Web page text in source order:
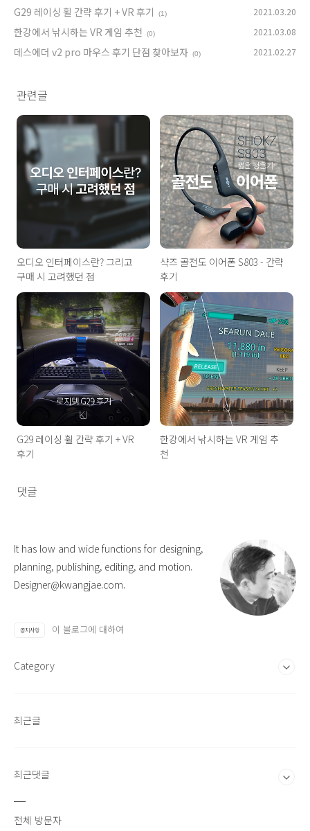
G29 레이싱 휠 간략 후기 + VR 후기 (1) 2021.03.20
한강에서 낚시하는 VR 게임 추천 (0) 2021.03.08
데스에더 v2 pro 마우스 후기 단점 찾아보자 (0) 2021.02.27
관련글
오디오 인터페이스란? 그리고
구매 시 고려했던 점
샥즈 골전도 이어폰 S803 - 간략
후기
G29 레이싱 휠 간략 후기 + VR
후기
한강에서 낚시하는 VR 게임 추
천
댓글
It has low and wide functions for designing,
planning, publishing, editing, and motion.
Designer@kwangjae.com.
공지사항 이 블로그에 대하여
Category
최근글
최근댓글
전체 방문자